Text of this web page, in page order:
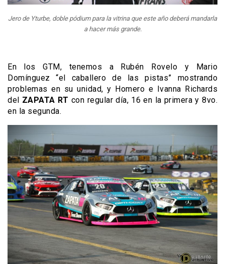
Jero de Yturbe, doble pódium para la vitrina que este año deberá mandarla
a hacer más grande.
En los GTM, tenemos a Rubén Rovelo y Mario
Domínguez “el caballero de las pistas” mostrando
problemas en su unidad, y Homero e Ivanna Richards
del ZAPATA RT con regular día, 16 en la primera y 8vo.
en la segunda.